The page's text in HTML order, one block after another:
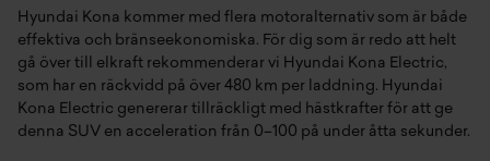
Hyundai Kona kommer med flera motoralternativ som är både
effektiva och bränseekonomiska. För dig som är redo att helt
gå över till elkraft rekommenderar vi Hyundai Kona Electric,
som har en räckvidd på över 480 km per laddning. Hyundai
Kona Electric genererar tillräckligt med hästkrafter för att ge
denna SUV en acceleration från 0–100 på under åtta sekunder.